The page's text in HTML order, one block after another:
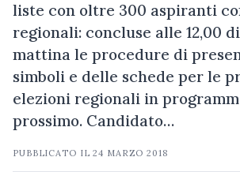
liste con oltre 300 aspiranti
regionali: concluse alle 12,00
mattina le procedure di
simboli e delle schede per le
elezioni regionali in
prossimo. Candidato…
PUBBLICATO IL24 MARZO 2018